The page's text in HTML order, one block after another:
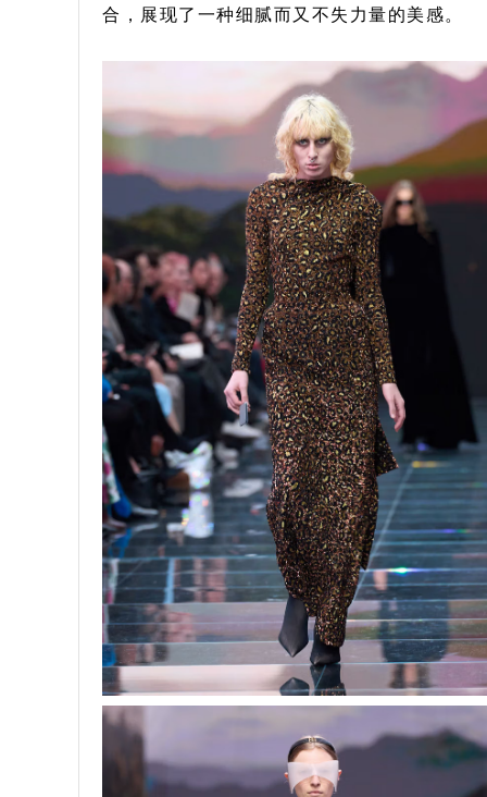
合，展现了一种细腻而又不失力量的美感。